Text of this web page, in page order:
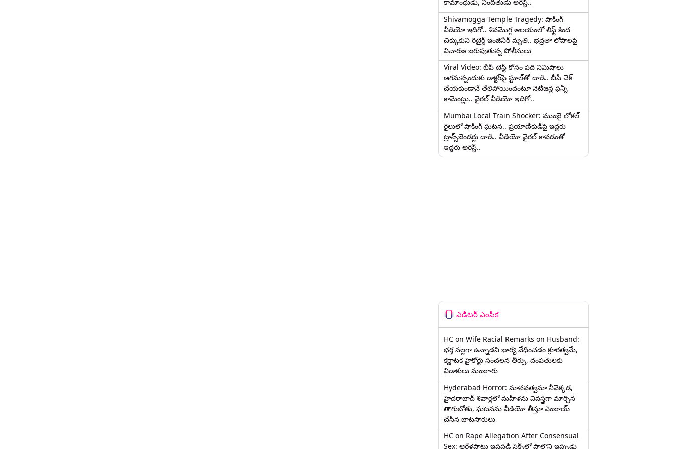
Shivamogga Temple Tragedy: షాకింగ్
వీడియో ఇదిగో.. శివమొగ్గ ఆలయంలో లిఫ్ట్ కింద
చిక్కుకుని రిటైర్డ్ ఇంజినీర్ మృతి.. భద్రతా లోపాలపై
విచారణ జరుపుతున్న పోలీసులు
Viral Video: బీపీ టెస్ట్‌ కోసం పది నిమిషాలు
ఆగమన్నందుకు డాక్టర్‌పై స్టూల్‌తో దాడి.. బీపీ చెక్
చేయకుండానే తేలిపోయిందంటూ నెటిజన్ల ఫన్నీ
కామెంట్లు.. వైరల్ వీడియో ఇదిగో..
Mumbai Local Train Shocker: ముంబై లోకల్
రైలులో షాకింగ్ ఘటన.. ప్రయాణికుడిపై ఇద్దరు
ట్రాన్స్‌జెండర్లు దాడి.. వీడియో వైరల్ కావడంతో
ఇద్దరు అరెస్ట్..
ఎడిటర్ ఎంపిక
HC on Wife Racial Remarks on Husband:
భర్త న‌ల్ల‌గా ఉన్నాడ‌ని భార్య వేధించ‌డం క్రూర‌త్వ‌మే,
కర్ణాటక హైకోర్టు సంచలన తీర్పు, దంపతులకు
విడాకులు మంజూరు
Hyderabad Horror: మానవత్వమా నీవెక్కడ,
హైదరాబాద్ శివార్లలో మహిళను వివస్త్రగా మార్చిన
తాగుబోతు, ఘటనను వీడియో తీస్తూ ఎంజాయ్
చేసిన బాటసారులు
HC on Rape Allegation After Consensual
Sex: ఆరేళ్లపాటు ఇష్టపడి సెక్స్‌లో పాల్గొని ఇప్పుడు